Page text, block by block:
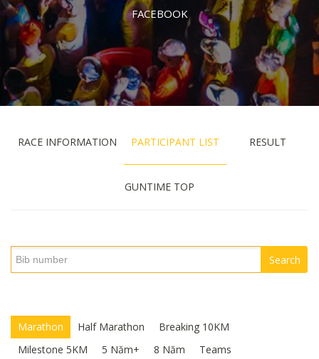
FACEBOOK
RACE INFORMATION PARTICIPANT LIST RESULT
GUNTIME TOP
Search
Marathon Half Marathon
Breaking 10KM
Milestone 5KM
5 Năm+ 8 Năm
Teams